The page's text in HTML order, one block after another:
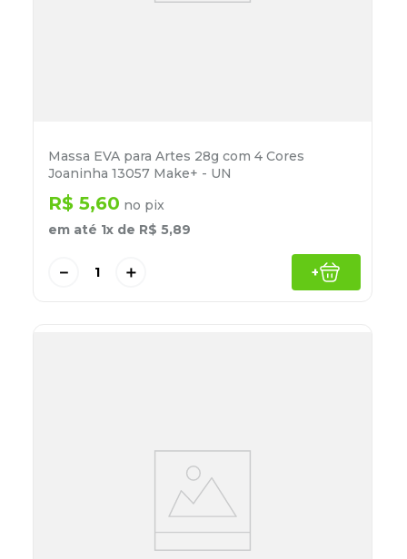
Massa EVA para Artes 28g com 4 Cores
Joaninha 13057 Make+ - UN
R$ 5,60 no pix
em até 1x de R$ 5,89
＋
－ +